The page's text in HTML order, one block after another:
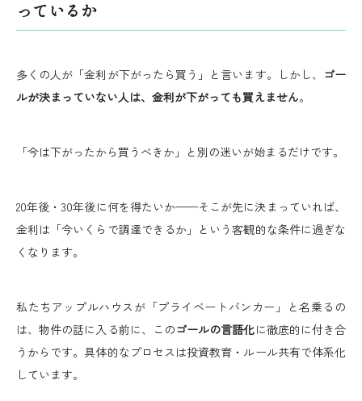
っているか
多くの人が「金利が下がったら買う」と言います。しかし、 ゴー
ルが決まっていない人は、金利が下がっても買えません。
「今は下がったから買うべきか」と別の迷いが始まるだけです。
20年後・30年後に何を得たいか——そこが先に決まっていれば、
金利は「今いくらで調達できるか」という客観的な条件に過ぎな
くなります。
私たちアップルハウスが「プライベートバンカー」と名乗るの
は、物件の話に入る前に、このゴールの言語化に徹底的に付き合
うからです。具体的なプロセスは投資教育・ルール共有で体系化
しています。